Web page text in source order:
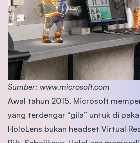
Sumber: www.microsoft.com
Awal tahun 2015, Microsoft
yang terdengar “gila” untuk di
HoloLens bukan headset Virtual